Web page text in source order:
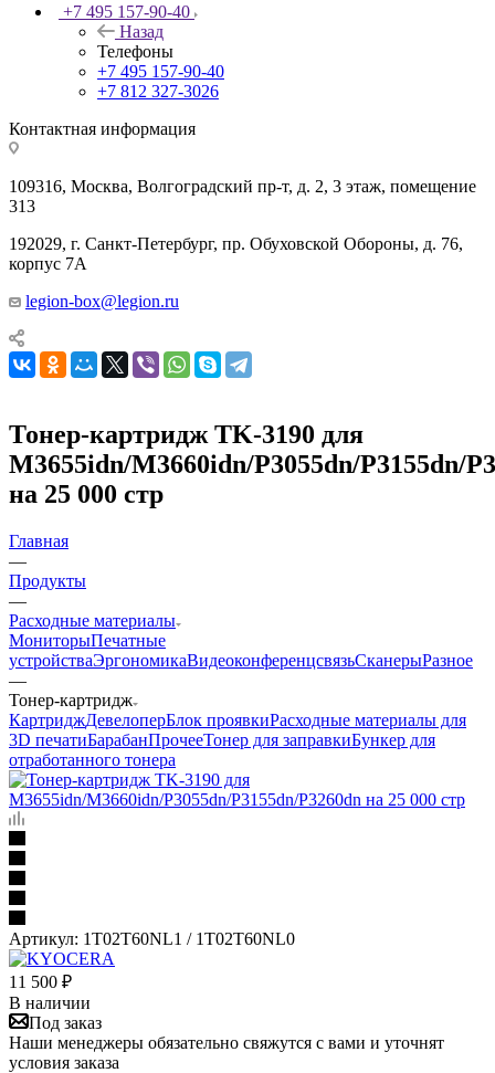
+7 495 157-90-40
Назад
Телефоны
+7 495 157-90-40
+7 812 327-3026
Контактная информация
109316, Москва, Волгоградский пр-т, д. 2, 3 этаж, помещение
313
192029, г. Санкт-Петербург, пр. Обуховской Обороны, д. 76,
корпус 7А
legion-box@legion.ru
Тонер-картридж TK-3190 для
M3655idn/M3660idn/P3055dn/P3155dn/
на 25 000 стр
Главная
—
Продукты
—
Расходные материалы
МониторыПечатные
устройстваЭргономикаВидеоконференцсвязьСканерыРазное
—
Тонер-картридж
КартриджДевелоперБлок проявкиРасходные материалы для
3D печатиБарабанПрочееТонер для заправкиБункер для
отработанного тонера
Артикул: 1T02T60NL1 / 1T02T60NL0
11 500 ₽
В наличии
Под заказ
Наши менеджеры обязательно свяжутся с вами и уточнят
условия заказа